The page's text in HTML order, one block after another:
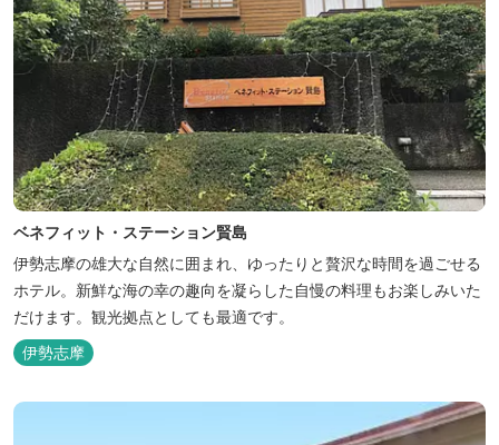
ベネフィット・ステーション賢島
伊勢志摩の雄大な自然に囲まれ、ゆったりと贅沢な時間を過ごせる
ホテル。新鮮な海の幸の趣向を凝らした自慢の料理もお楽しみいた
だけます。観光拠点としても最適です。
伊勢志摩